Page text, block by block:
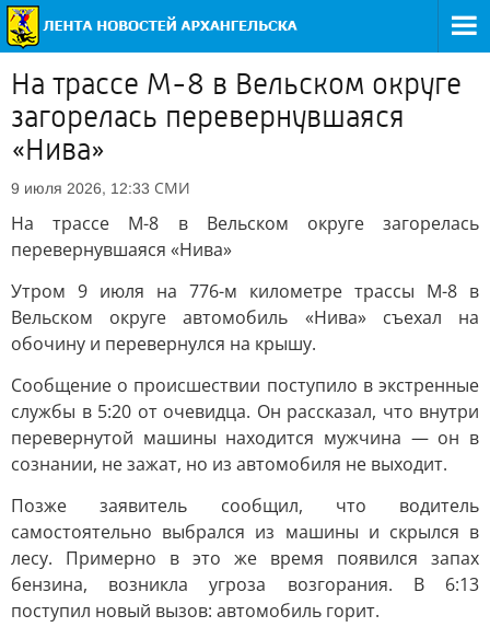
На трассе М-8 в Вельском округе
загорелась перевернувшаяся
«Нива»
9 июля 2026, 12:33 СМИ
На трассе М-8 в Вельском округе загорелась
перевернувшаяся «Нива»
Утром 9 июля на 776-м километре трассы М-8 в
Вельском округе автомобиль «Нива» съехал на
обочину и перевернулся на крышу.
Сообщение о происшествии поступило в экстренные
службы в 5:20 от очевидца. Он рассказал, что внутри
перевернутой машины находится мужчина — он в
сознании, не зажат, но из автомобиля не выходит.
Позже заявитель сообщил, что водитель
самостоятельно выбрался из машины и скрылся в
лесу. Примерно в это же время появился запах
бензина, возникла угроза возгорания. В 6:13
поступил новый вызов: автомобиль горит.